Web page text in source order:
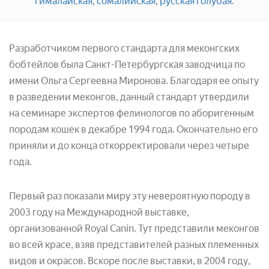
Разработчиком первого стандарта для меконгских
бобтейлов была Санкт-Петербургская заводчица по
имени Ольга Сергеевна Миронова. Благодаря ее опыту
в разведении меконгов, данный стандарт утвердили
на семинаре экспертов фелинологов по аборигенным
породам кошек в декабре 1994 года. Окончательно его
приняли и до конца откорректировали через четыре
года.
Первый раз показали миру эту невероятную породу в
2003 году на Международной выставке,
организованной Royal Canin. Тут представили меконгов
во всей красе, взяв представителей разных племенных
видов и окрасов. Вскоре после выставки, в 2004 году,